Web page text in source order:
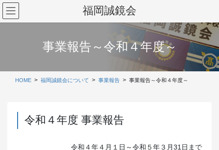
コ
ン
テ
ナ
ビ
ゲ
福岡誠鏡会
事業報告～令和４年度～
HOME 福岡誠鏡会について 事業報告 事業報告～令和４年度～
令和４年度 事業報告
令和４年４月１日～令和５年３月31日まで